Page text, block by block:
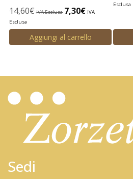
5.00
14,60€ IVA Esclusa 7,30€ IVA
Esclusa
Aggiungi al carrello
Esclusa
Sedi